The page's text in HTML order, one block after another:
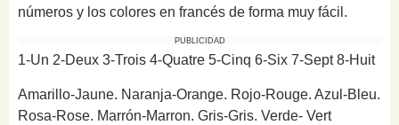
números y los colores en francés de forma muy fácil.
PUBLICIDAD
1-Un 2-Deux 3-Trois 4-Quatre 5-Cinq 6-Six 7-Sept 8-Huit
Amarillo-Jaune. Naranja-Orange. Rojo-Rouge. Azul-Bleu.
Rosa-Rose. Marrón-Marron. Gris-Gris. Verde- Vert